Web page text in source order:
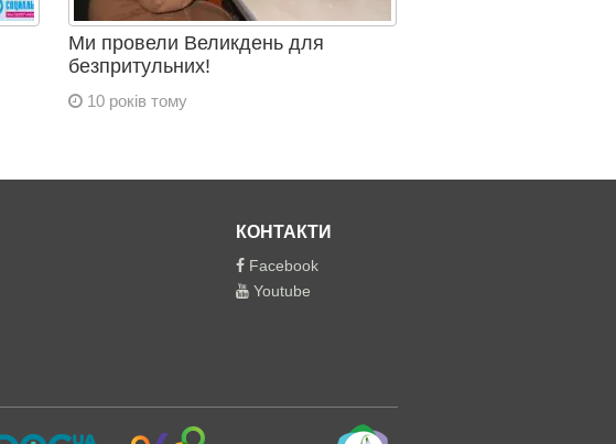
Ми провели Великдень для
безпритульних!
10 років тому
КОНТАКТИ
Facebook
Youtube